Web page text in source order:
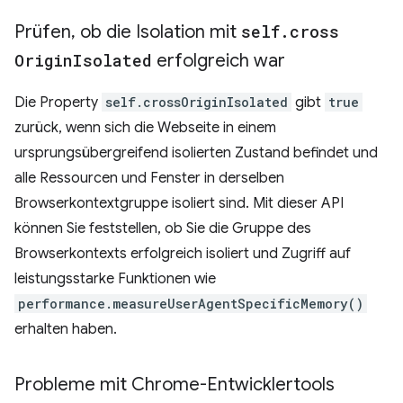
Prüfen, ob die Isolation mit self. cross
OriginIsolated erfolgreich war
Die Property self.crossOriginIsolated gibt true
zurück, wenn sich die Webseite in einem
ursprungsübergreifend isolierten Zustand befindet und
alle Ressourcen und Fenster in derselben
Browserkontextgruppe isoliert sind. Mit dieser API
können Sie feststellen, ob Sie die Gruppe des
Browserkontexts erfolgreich isoliert und Zugriff auf
leistungsstarke Funktionen wie
performance.measureUserAgentSpecificMemory()
erhalten haben.
Probleme mit Chrome-Entwicklertools